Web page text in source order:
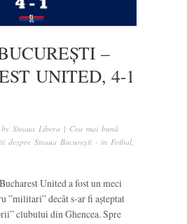
–
UNITED, 4-1
by Steaua Libera | Cea mai bună
despre Steaua București · in Fotbal,
United a fost un meci
”militari” decât s-ar fi așteptat
clubului din Ghencea. Spre